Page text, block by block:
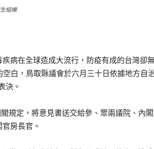
組織
疾病在全球造成大流行，防疫有成的台灣卻
白，鳥取縣議會於六月三十日依據地方自
決。
規定，將意見書送交給參、眾兩議院、內
房長官。